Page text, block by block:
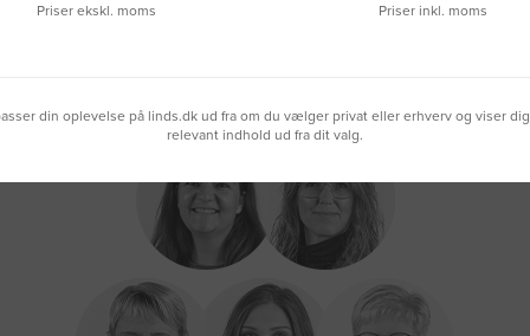
Priser ekskl. moms Priser inkl. moms
din oplevelse på linds.dk ud fra om du vælger privat eller erhverv og viser
relevant indhold ud fra dit valg.